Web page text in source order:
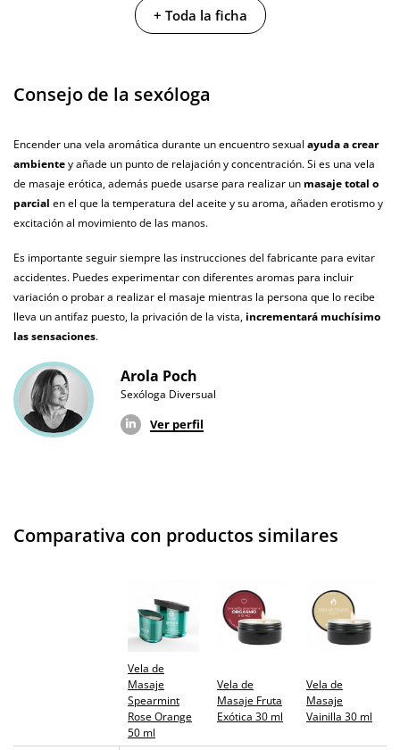
Garantías 3 años de garantía
original
¿Cuándo lo
recibo?
El martes 11 de agosto (fecha estimada)
+ Toda la ficha
Consejo de la sexóloga
Encender una vela aromática durante un encuentro sexual ayuda a crear
ambientey añade un punto de relajación y concentración. Si es una vela
de masaje erótica, además puede usarse para realizar un masaje total o
parcial en el que la temperatura del aceite y su aroma, añaden erotismo y
excitación al movimiento de las manos.
Es importante seguir siempre las instrucciones del fabricante para evitar
accidentes. Puedes experimentar con diferentes aromas para incluir
variación o probar a realizar el masaje mientras la persona que lo recibe
lleva un antifaz puesto, la privación de la vista, incrementará muchísimo
las sensaciones.
Arola Poch
Sexóloga Diversual
Ver perfil
Comparativa con productos similares
Vela de
Masaje
Spearmint
Rose Orange
50 ml
Vela de
Masaje Fruta
Exótica 30 ml
Vela de
Masaje
Vainilla 30 ml